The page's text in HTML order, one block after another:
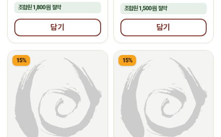
조합원1,800원 절약
담기
조합원1,500원절약
담기
15% 15%